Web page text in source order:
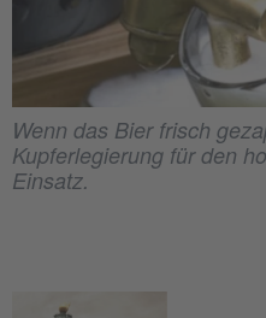
Wenn das Bier frisch
Kupferlegierung für den
Einsatz.